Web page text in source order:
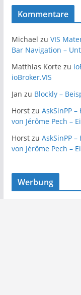
Kommentare
Michael zu VIS
Bar Navigation –
Matthias Korte zu
ioBroker.VIS
Jan zu Blockly –
Horstzu AskSinPP
von Jérôme Pech –
Horstzu AskSinPP
von Jérôme Pech –
Werbung